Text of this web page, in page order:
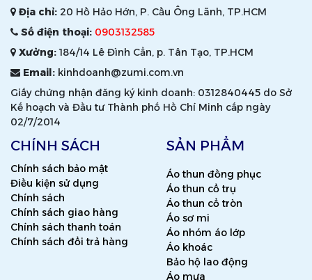
Địa chỉ: 20 Hồ Hảo Hớn, P. Cầu Ông Lãnh, TP.HCM
Số điện thoại: 0903132585
Xưởng:184/14 Lê Đình Cẩn, p. Tân Tạo, TP.HCM
Email: kinhdoanh@zumi.com.vn
Giấy chứng nhận đăng ký kinh doanh: 0312840445 do Sở
Kế hoạch và Đầu tư Thành phố Hồ Chí Minh cấp ngày
02/7/2014
CHÍNH SÁCH
Chính sách bảo mật
Điều kiện sử dụng
Chính sách
Chính sách giao hàng
Chính sách thanh toán
Chính sách đổi trả hàng
SẢN PHẨM
Áo thun đồng phục
Áo thun cổ trụ
Áo thun cổ tròn
Áo sơ mi
Áo nhóm áo lớp
Áo khoác
Bảo hộ lao động
Áo mưa